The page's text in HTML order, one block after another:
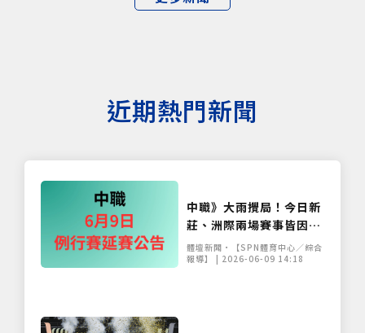
近期熱門新聞
中職》大雨攪局！今日新
莊、洲際兩場賽事皆因雨
延賽 補賽日程出爐
體壇新聞•【SPN體育中心／綜合
報導】 | 2026-06-09 14:18